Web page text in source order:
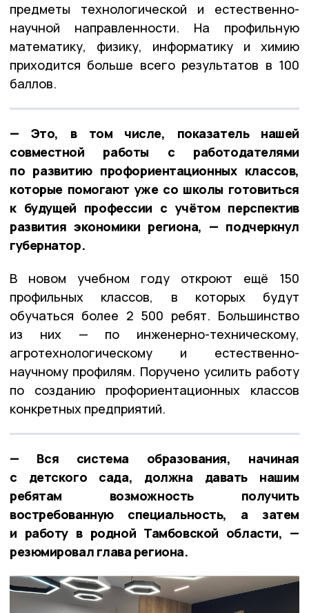
предметы технологической и естественно-
научной направленности. На профильную
математику, физику, информатику и химию
приходится больше всего результатов в 100
баллов.
— Это, в том числе, показатель нашей
совместной работы с работодателями
по развитию профориентационных классов,
которые помогают уже со школы готовиться
к будущей профессии с учётом перспектив
развития экономики региона, — подчеркнул
губернатор.
В новом учебном году откроют ещё 150
профильных классов, в которых будут
обучаться более 2 500 ребят. Большинство
из них — по инженерно-техническому,
агротехнологическому и естественно-
научному профилям. Поручено усилить работу
по созданию профориентационных классов
конкретных предприятий.
— Вся система образования, начиная
с детского сада, должна давать нашим
ребятам возможность получить
востребованную специальность, а затем
и работу в родной Тамбовской области, —
резюмировал глава региона.